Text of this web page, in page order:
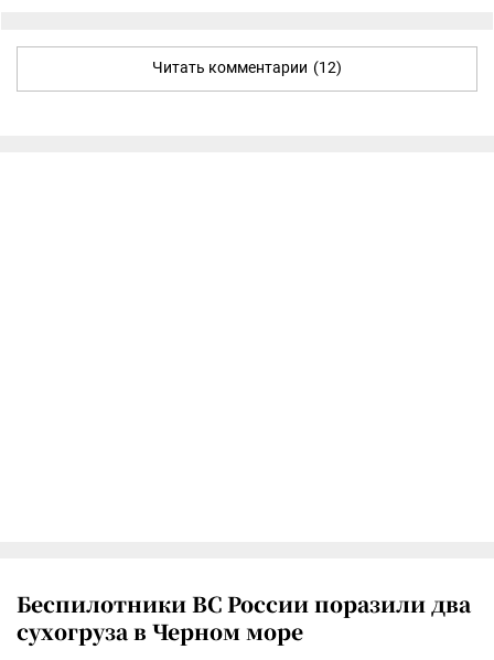
Читать комментарии (12)
Беспилотники ВС России поразили два
сухогруза в Черном море